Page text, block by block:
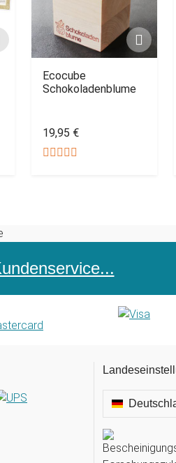
Ecocube
Schokoladenblume
19,95 €